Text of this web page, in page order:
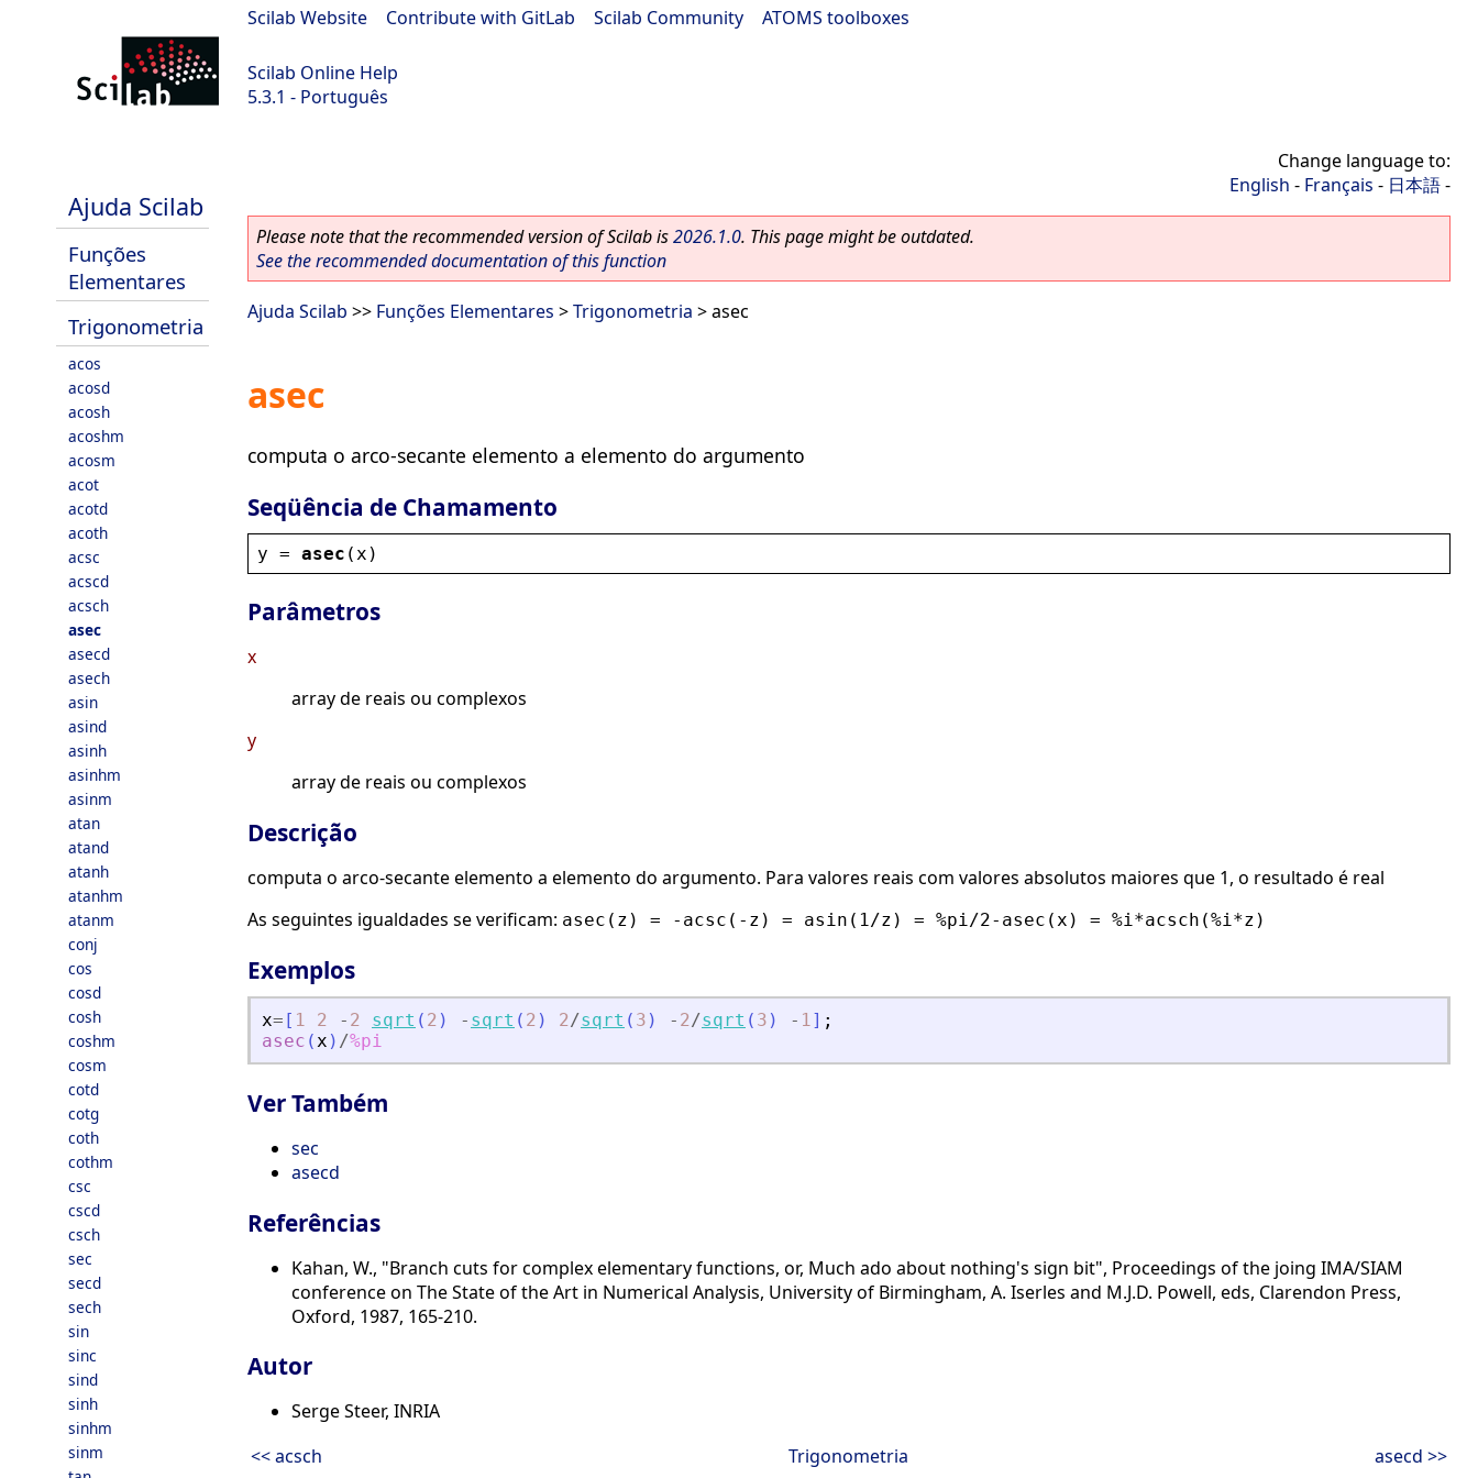
Scilab Website Contribute with GitLab Scilab Community ATOMS toolboxes
Scilab Online Help
5.3.1 - Português
Ajuda Scilab
Funções
Elementares
Trigonometria
acos
acosd
acosh
acoshm
acosm
acot
acotd
acoth
acsc
acscd
acsch
asec
asecd
asech
asin
asind
asinh
asinhm
asinm
atan
atand
atanh
atanhm
atanm
conj
cos
cosd
cosh
coshm
cosm
cotd
cotg
coth
cothm
csc
cscd
csch
sec
secd
sech
sin
sinc
sind
sinh
sinhm
sinm
Change language to:
English - Français - 日本語-
Please note that the recommended version of Scilab is2026.1.0. This page might be outdated.
See the recommended documentation of this function
Ajuda Scilab >> Funções Elementares >Trigonometria > asec
asec
computa o arco-secante elemento a elemento do argumento
Seqüência de Chamamento
y = asec ( x )
Parâmetros
x
array de reais ou complexos
y
array de reais ou complexos
Descrição
computa o arco-secante elemento a elemento do argumento. Para valores reais com valores absolutos maiores que 1, o resultado é real
As seguintes igualdades se verificam: asec(z) = -acsc(-z) = asin(1/z) = %pi/2-asec(x) = %i*acsch(%i*z)
Exemplos
x= [ 1 2 - 2 sqrt ( 2 ) - sqrt ( 2 ) 2/sqrt ( 3 ) - 2/sqrt ( 3 ) - 1] ;
asec (x ) /%pi
Ver Também
sec
asecd
Referências
Kahan, W., "Branch cuts for complex elementary functions, or, Much ado about nothing's sign bit", Proceedings of the joing IMA/SIAM
conference on The State of the Art in Numerical Analysis, University of Birmingham, A. Iserles and M.J.D. Powell, eds, Clarendon Press,
Oxford, 1987, 165-210.
Autor
Serge Steer, INRIA
<< acsch
Trigonometria asecd >>